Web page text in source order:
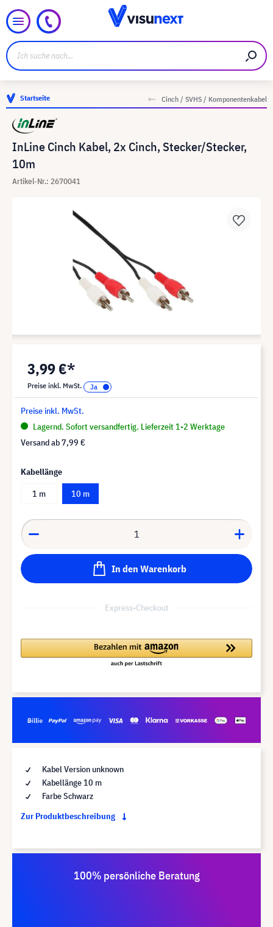
Startseite Cinch / SVHS / Komponentenkabel
InLine Cinch Kabel, 2x Cinch, Stecker/Stecker,
10m
Artikel-Nr.: 2670041
3,99 €*
Preise inkl. MwSt.
Preise inkl. MwSt.
Lagernd. Sofort versandfertig. Lieferzeit 1-2 Werktage
Versand ab7,99 €
Kabellänge
1 m
10 m
In den Warenkorb
Express-Checkout
Kabel Version unknown
Kabellänge 10 m
Farbe Schwarz
Zur Produktbeschreibung
100% persönliche Beratung